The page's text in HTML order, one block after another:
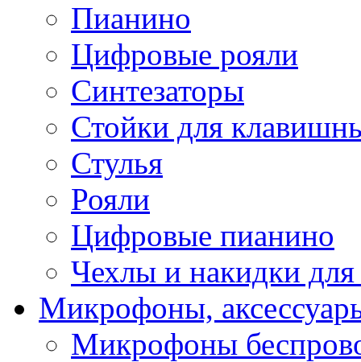
Пианино
Цифровые рояли
Синтезаторы
Стойки для
Стулья
Рояли
Цифровые пианино
Чехлы и накидки
Микрофоны,
Микрофоны